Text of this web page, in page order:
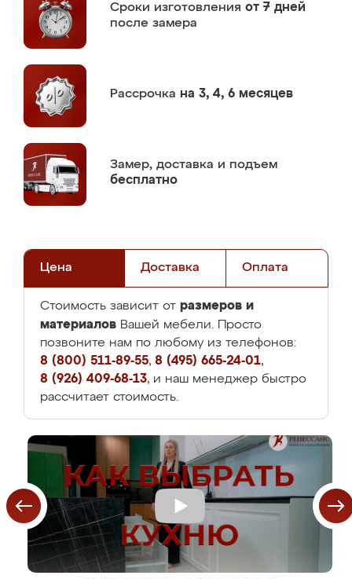
Сроки изготовления от 7 дней
после замера
Рассрочка на 3, 4, 6 месяцев
Замер, доставка и подъем
бесплатно
Цена Доставка Оплата
Стоимость зависит от размеров и
материалов Вашей мебели. Просто
позвоните нам по любому из телефонов:
8 (800) 511-89-55, 8 (495) 665-24-01,
8 (926) 409-68-13, и наш менеджер быстро
рассчитает стоимость.